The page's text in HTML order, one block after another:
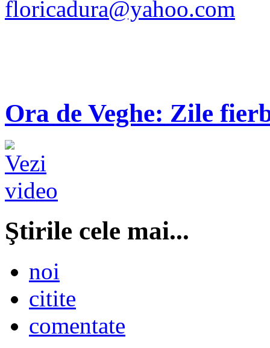
floricadura@yahoo.com
Ora de Veghe: Zile
Ştirile cele mai...
noi
citite
comentate